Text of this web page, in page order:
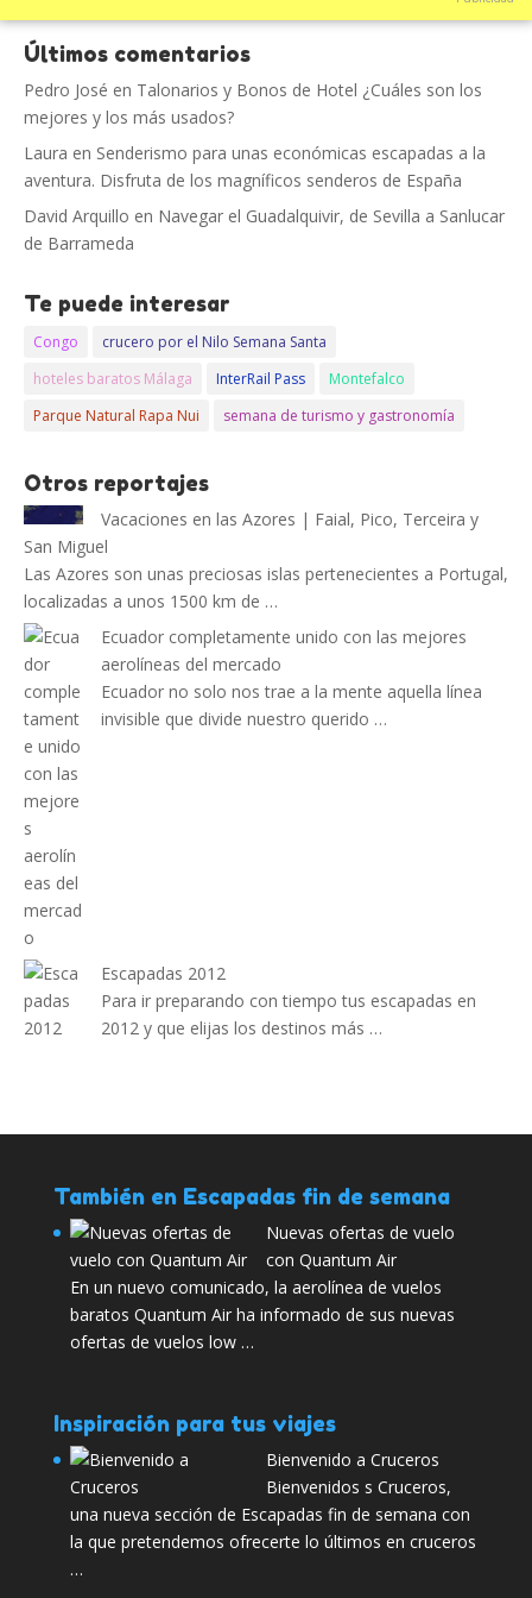
Últimos comentarios
Pedro José en Talonarios y Bonos de Hotel ¿Cuáles son los
mejores y los más usados?
Laura en Senderismo para unas económicas escapadas a la
aventura. Disfruta de los magníficos senderos de España
David Arquillo en Navegar el Guadalquivir, de Sevilla a Sanlucar
de Barrameda
Te puede interesar
Congo
crucero por el Nilo Semana Santa
hoteles baratos Málaga
InterRail Pass
Montefalco
Parque Natural Rapa Nui
semana de turismo y gastronomía
Otros reportajes
Vacaciones en las Azores | Faial, Pico, Terceira y
San Miguel
Las Azores son unas preciosas islas pertenecientes a Portugal,
localizadas a unos 1500 km de …
Ecuador completamente unido con las mejores
aerolíneas del mercado
Ecuador no solo nos trae a la mente aquella línea
invisible que divide nuestro querido …
Escapadas 2012
Para ir preparando con tiempo tus escapadas en
2012 y que elijas los destinos más …
También en Escapadas fin de semana
Nuevas ofertas de vuelo
con Quantum Air
En un nuevo comunicado, la aerolínea de vuelos
baratos Quantum Air ha informado de sus nuevas
ofertas de vuelos low …
Inspiración para tus viajes
Bienvenido a Cruceros
Bienvenidos s Cruceros,
una nueva sección de Escapadas fin de semana con
la que pretendemos ofrecerte lo últimos en cruceros
…